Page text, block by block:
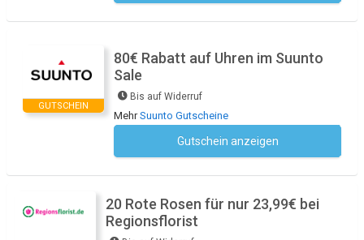
GUTSCHEIN
80€ Rabatt auf Uhren im Suunto
Sale
Bis auf Widerruf
MehrSuunto Gutscheine
Gutschein anzeigen
20 Rote Rosen für nur 23,99€ bei
Regionsflorist